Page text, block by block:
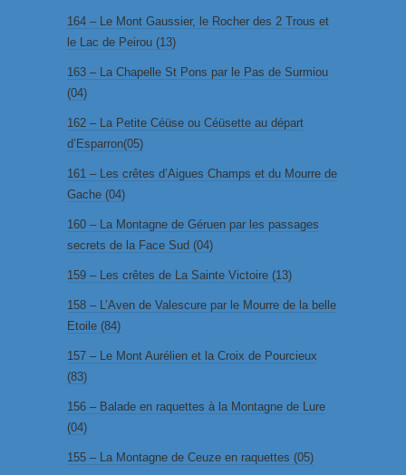
164 – Le Mont Gaussier, le Rocher des 2 Trous et
le Lac de Peirou (13)
163 – La Chapelle St Pons par le Pas de Surmiou
(04)
162 – La Petite Céüse ou Céüsette au départ
d’Esparron(05)
161 – Les crêtes d’Aigues Champs et du Mourre de
Gache (04)
160 – La Montagne de Géruen par les passages
secrets de la Face Sud (04)
159 – Les crêtes de La Sainte Victoire (13)
158 – L’Aven de Valescure par le Mourre de la belle
Etoile (84)
157 – Le Mont Aurélien et la Croix de Pourcieux
(83)
156 – Balade en raquettes à la Montagne de Lure
(04)
155 – La Montagne de Ceuze en raquettes (05)